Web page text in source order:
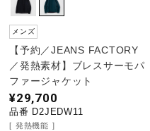
メンズ
【予約／JEANS FACTORY
／発熱素材】ブレスサーモパ
ファージャケット
¥29,700
品番 D2JEDW11
発熱機能